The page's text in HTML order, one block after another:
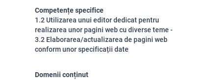
Competențe specifice
1.2 Utilizarea unui editor dedicat pentru
realizarea unor pagini web cu diverse teme -
3.2 Elaborarea/actualizarea de pagini web
conform unor specificații date
Domenii conținut